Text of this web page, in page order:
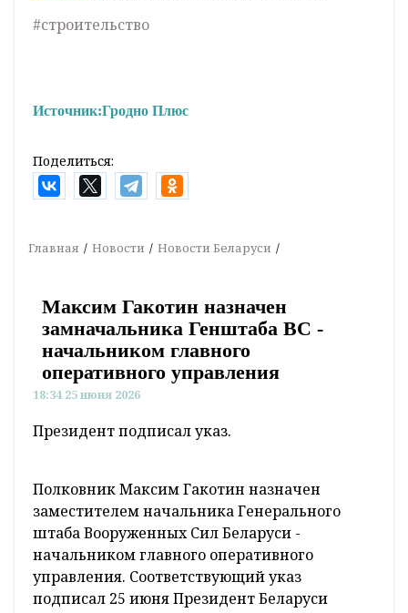
#строительство
Источник:Гродно Плюс
Поделиться:
Главная Новости Новости Беларуси
Максим Гакотин назначен
замначальника Генштаба ВС -
начальником главного
оперативного управления
18:34 25 июня 2026
Президент подписал указ.
Полковник Максим Гакотин назначен
заместителем начальника Генерального
штаба Вооруженных Сил Беларуси -
начальником главного оперативного
управления. Соответствующий указ
подписал 25 июня Президент Беларуси